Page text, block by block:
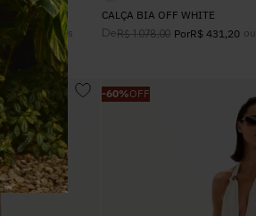
sem juros
CALÇA BIA OFF WHITE
DeR$ 1.078,00 PorR$ 431 ,20 ou
-60%OFF